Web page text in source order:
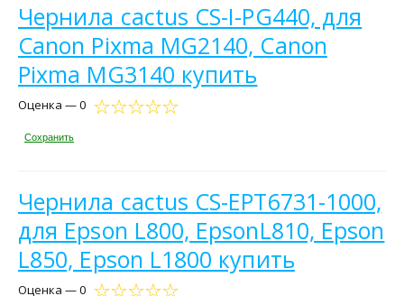
Чернила cactus CS-I-PG440, для
Canon Pixma MG2140, Canon
Pixma MG3140 купить
Оценка — 0
Сохранить
Чернила cactus CS-EPT6731-1000,
для Epson L800, EpsonL810, Epson
L850, Epson L1800 купить
Оценка — 0